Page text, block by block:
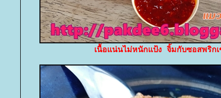
เนื้อแน่นไม่หนักแป้ง จิ้มกับซอสพริก